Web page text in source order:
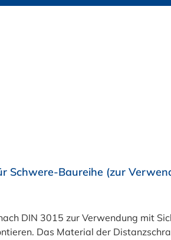
Schwere-Baureihe (zur
DIN 3015 zur Verwendung mit
Das Material der